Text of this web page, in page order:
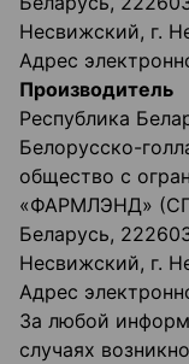
Несвижский, г.
Адрес
Производитель
Республика
Белорусско-
общество с
«ФАРМЛЭНД»
Беларусь,
Несвижский, г.
Адрес
За любой
случаях